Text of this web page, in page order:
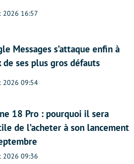
2026 16:57
Messages s’attaque enfin à
de ses plus gros défauts
2026 09:54
18 Pro : pourquoi il sera
de l’acheter à son lancement
2026 09:36